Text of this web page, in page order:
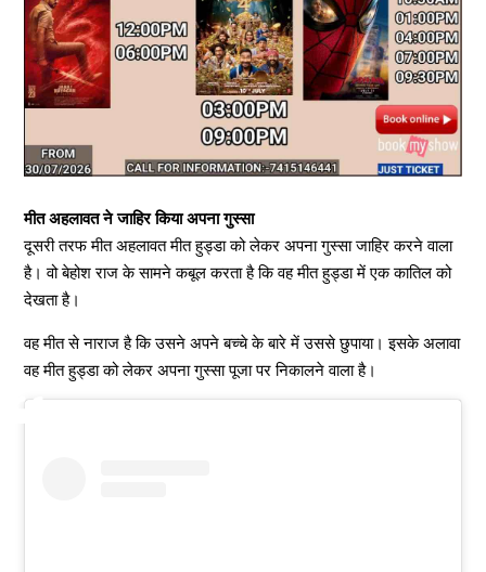
मीत अहलावत ने जाहिर किया अपना गुस्सा
दूसरी तरफ मीत अहलावत मीत हुड्डा को लेकर अपना गुस्सा जाहिर करने वाला
है। वो बेहोश राज के सामने कबूल करता है कि वह मीत हुड्डा में एक कातिल को
देखता है।
वह मीत से नाराज है कि उसने अपने बच्चे के बारे में उससे छुपाया। इसके अलावा
वह मीत हुड्डा को लेकर अपना गुस्सा पूजा पर निकालने वाला है।